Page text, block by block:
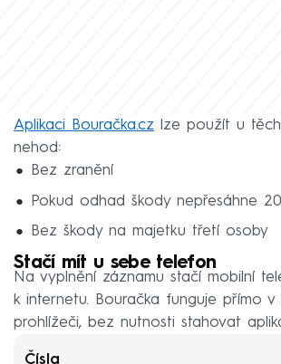
Aplikaci Bouračka.cz lze použít u
nehod:
Bez zranění
Pokud odhad škody nepřesáhne
Bez škody na majetku třetí osoby
Stačí mít u sebe telefon
Na vyplnění záznamu stačí mobilní
k internetu. Bouračka funguje přímo v
prohlížeči, bez nutnosti stahovat
Čísla